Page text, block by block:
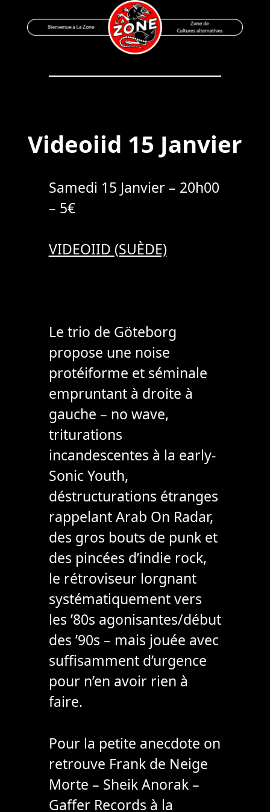
to
Bienvenue à La Zone
Zone de Cultures Alternatives
Videoiid 15 Janvier
Samedi 15 Janvier – 20h00
– 5€
VIDEOIID (SUÈDE)
Le trio de Göteborg
propose une noise
protéiforme et séminale
empruntant à droite à
gauche – no wave,
triturations
incandescentes à la early-
Sonic Youth,
déstructurations étranges
rappelant Arab On Radar,
des gros bouts de punk et
des pincées d’indie rock,
le rétroviseur lorgnant
systématiquement vers
les ’80s agonisantes/début
des ’90s – mais jouée avec
suffisamment d’urgence
pour n’en avoir rien à
faire.
Pour la petite anecdote on
retrouve Frank de Neige
Morte – Sheik Anorak –
Gaffer Records à la